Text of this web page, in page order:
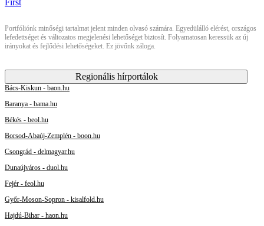
Portfóliónk minőségi tartalmat jelent minden olvasó számára. Egyedülálló elérést, országos
lefedettséget és változatos megjelenési lehetőséget biztosít. Folyamatosan keressük az új
irányokat és fejlődési lehetőségeket. Ez jövőnk záloga.
Regionális hírportálok
Bács-Kiskun - baon.hu
Baranya - bama.hu
Békés - beol.hu
Borsod-Abaúj-Zemplén - boon.hu
Csongrád - delmagyar.hu
Dunaújváros - duol.hu
Fejér - feol.hu
Győr-Moson-Sopron - kisalfold.hu
Hajdú-Bihar - haon.hu